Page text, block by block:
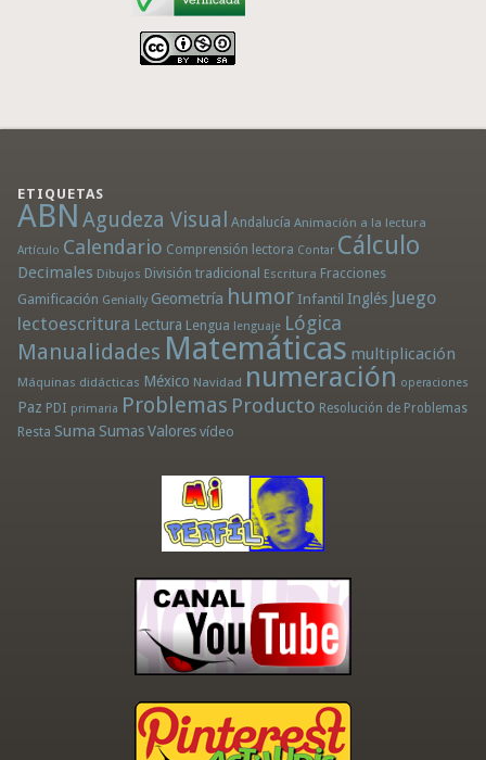
ETIQUETAS
ABN Agudeza Visual Andalucía Animación a la lectura
Artículo Calendario Comprensión lectora Contar Cálculo
Decimales Dibujos División tradicional Escritura Fracciones
Gamificación Genially Geometría humor Infantil Inglés Juego
lectoescritura Lectura Lengua lenguaje Lógica
Manualidades Matemáticas multiplicación
Máquinas didácticas México Navidad numeración operaciones
Paz PDI primaria Problemas Producto Resolución de Problemas
Resta Suma Sumas Valores vídeo